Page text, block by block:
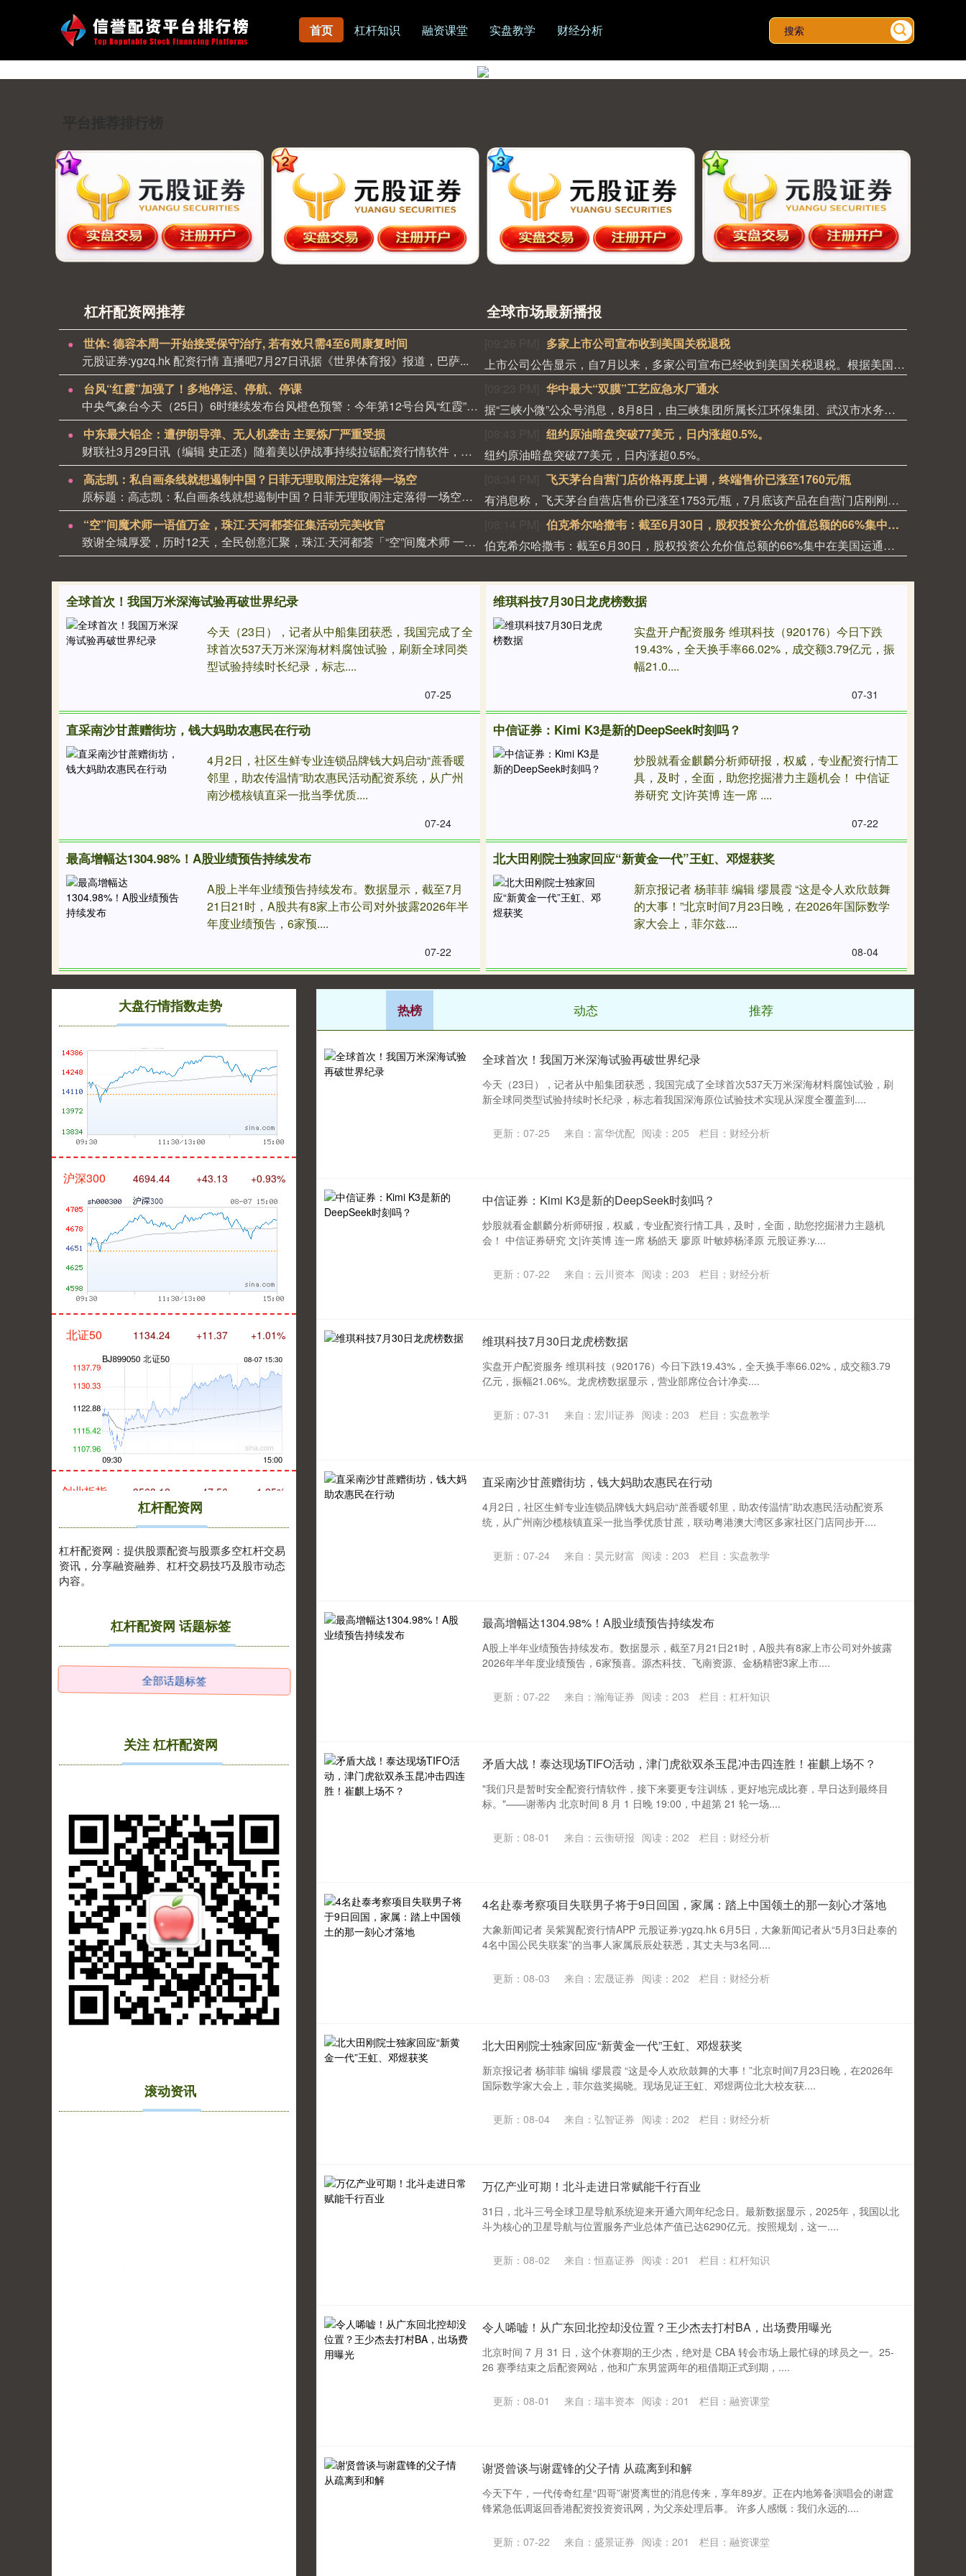
首页 杠杆知识 融资课堂 实盘教学 财经分析
杠杆配资网推荐
世体: 德容本周一开始接受保守治疗, 若有效只需4至6周康复时间
元股证券:ygzq.hk 配资行情 直播吧7月27日讯据《世界体育报》报道，巴萨...
台风“红霞”加强了！多地停运、停航、停课
中央气象台今天（25日）6时继续发布台风橙色预警：今年第12号台风“红霞”已于今...
中东最大铝企：遭伊朗导弹、无人机袭击 主要炼厂严重受损
财联社3月29日讯（编辑 史正丞）随着美以伊战事持续拉锯配资行情软件，资本市场的...
高志凯：私自画条线就想遏制中国？日菲无理取闹注定落得一场空
原标题：高志凯：私自画条线就想遏制中国？日菲无理取闹注定落得一场空配资推荐榜单 ...
“空”间魔术师一语值万金，珠江·天河都荟征集活动完美收官
致谢全城厚爱，历时12天，全民创意汇聚，珠江·天河都荟「“空”间魔术师 一语值万...
全球市场最新播报
多家上市公司宣布收到美国关税退税
上市公司公告显示，自7月以来，多家公司宣布已经收到美国关税退税。根据美国最高法院今年2月裁定，《国际紧急经济权力法》不授权总统征收大规模关税。美国国际贸易法院随后下令海关办理相关退款。海关与边境保护局4月20日启动第一阶段退款工作，首批退款于5月11日前后发放。美国海关与边境保护局官员本月4日披露的信息显示，截至7月底，该部门已处理完毕约1000亿美元关税的退款流程并把相关信息提供给财政部用于付款。（中新社）
华中最大“双膜”工艺应急水厂通水
据“三峡小微”公众号消息，8月8日，由三峡集团所属长江环保集团、武汉市水务集团等共同投资建设的华中地区规模最大的“双膜”工艺应急水厂——武汉梁子湖应急水厂并网通水，标志着武汉市江南区域正式构建起“一江一湖”双水源互为备援、灵活调度的供水新格局，为片区660万市民用水安全提供坚实保障。
纽约原油暗盘突破77美元，日内涨超0.5%。
纽约原油暗盘突破77美元，日内涨超0.5%。
飞天茅台自营门店价格再度上调，终端售价已涨至1760元/瓶
有消息称，飞天茅台自营店售价已涨至1753元/瓶，7月底该产品在自营门店刚刚上调至1719元/瓶。有经销商向记者表示，当前飞天茅台终端售价已涨至1760元/瓶。这已经是茅台自营门店今年第二次独立提价。7月底，记者从茅台自营门店处获悉，公司自营体系飞天茅台酒零售价调整为1719元/瓶。值得一提的是，与上一次飞天茅台酒单品提价不同，除飞天茅台之外，五星、经典版马年生肖、精品茅台三款产品售价也有所上调，分别涨至1743元/瓶、1951元/瓶、2410元/瓶。据了解，取消自营体系分销模式后，茅台自营体系由线下自营门店与i茅台构成，销售贵州茅台酒全系产品，分别聚焦B端与C端消费群体。如今，两大渠道执行两个不同售价，形成线上线下“双价格体系”。在业内看来，这一系列举措核心目标在于掌握定价主导权。随着“i茅台”的出现，价格主导权已经从经销商和黄牛手中转移到厂方。公司可以根据实时动态，调节传统渠道发货与i茅台的供货节奏，在挤压灰色炒作空间的同时，为社会渠道保留合理利润。（每日经济新闻）
伯克希尔哈撒韦：截至6月30日，股权投资公允价值总额的66%集中在美国运通、苹果、美国银行、Alphabet及可口可乐这五家公司。
伯克希尔哈撒韦：截至6月30日，股权投资公允价值总额的66%集中在美国运通、苹果、美国银行、Alphabet及可口可乐这五家公司。
全球首次！我国万米深海试验再破世界纪录
今天（23日），记者从中船集团获悉，我国完成了全
球首次537天万米深海材料腐蚀试验，刷新全球同类
型试验持续时长纪录，标志....
07-25
维琪科技7月30日龙虎榜数据
实盘开户配资服务 维琪科技（920176）今日下跌
19.43%，全天换手率66.02%，成交额3.79亿元，振
幅21.0....
07-31
直采南沙甘蔗赠街坊，钱大妈助农惠民在行动
4月2日，社区生鲜专业连锁品牌钱大妈启动“蔗香暖
邻里，助农传温情”助农惠民活动配资系统，从广州
南沙榄核镇直采一批当季优质....
07-24
中信证券：Kimi K3是新的DeepSeek时刻吗？
炒股就看金麒麟分析师研报，权威，专业配资行情工
具，及时，全面，助您挖掘潜力主题机会！ 中信证
券研究 文|许英博 连一席 ....
07-22
最高增幅达1304.98%！A股业绩预告持续发布
A股上半年业绩预告持续发布。数据显示，截至7月
21日21时，A股共有8家上市公司对外披露2026年半
年度业绩预告，6家预....
07-22
北大田刚院士独家回应“新黄金一代”王虹、邓煜获奖
新京报记者 杨菲菲 编辑 缪晨霞 “这是令人欢欣鼓舞
的大事！”北京时间7月23日晚，在2026年国际数学
家大会上，菲尔兹....
08-04
热榜 动态 推荐
全球首次！我国万米深海试验再破世界纪录
今天（23日），记者从中船集团获悉，我国完成了全球首次537天万米深海材料腐蚀试验，刷
新全球同类型试验持续时长纪录，标志着我国深海原位试验技术实现从深度全覆盖到....
更新：07-25 来自：富华优配 阅读： 205 栏目： 财经分析
中信证券：Kimi K3是新的DeepSeek时刻吗？
炒股就看金麒麟分析师研报，权威，专业配资行情工具，及时，全面，助您挖掘潜力主题机
会！ 中信证券研究 文|许英博 连一席 杨皓天 廖原 叶敏婷杨泽原 元股证券:y....
更新：07-22 来自：云川资本 阅读： 203 栏目： 财经分析
维琪科技7月30日龙虎榜数据
实盘开户配资服务 维琪科技（920176）今日下跌19.43%，全天换手率66.02%，成交额3.79
亿元，振幅21.06%。龙虎榜数据显示，营业部席位合计净卖....
更新：07-31 来自：宏川证券 阅读： 203 栏目： 实盘教学
直采南沙甘蔗赠街坊，钱大妈助农惠民在行动
4月2日，社区生鲜专业连锁品牌钱大妈启动“蔗香暖邻里，助农传温情”助农惠民活动配资系
统，从广州南沙榄核镇直采一批当季优质甘蔗，联动粤港澳大湾区多家社区门店同步开....
更新：07-24 来自：昊元财富 阅读： 203 栏目： 实盘教学
最高增幅达1304.98%！A股业绩预告持续发布
A股上半年业绩预告持续发布。数据显示，截至7月21日21时，A股共有8家上市公司对外披露
2026年半年度业绩预告，6家预喜。源杰科技、飞南资源、金杨精密3家上市....
更新：07-22 来自：瀚海证券 阅读： 203 栏目： 杠杆知识
矛盾大战！泰达现场TIFO活动，津门虎欲双杀玉昆冲击四连胜！崔麒上场不？
"我们只是暂时安全配资行情软件，接下来要更专注训练，更好地完成比赛，早日达到最终目
标。"——谢蒂内 北京时间 8 月 1 日晚 19:00，中超第 21 轮一场....
更新：08-01 来自：云衡研报 阅读： 202 栏目： 财经分析
4名赴泰考察项目失联男子将于9日回国，家属：踏上中国领土的那一刻心才落地
大象新闻记者 吴紫翼配资行情APP 元股证券:ygzq.hk 6月5日，大象新闻记者从“5月3日赴泰的
4名中国公民失联案”的当事人家属辰辰处获悉，其丈夫与3名同....
更新：08-03 来自：宏晟证券 阅读： 202 栏目： 财经分析
北大田刚院士独家回应“新黄金一代”王虹、邓煜获奖
新京报记者 杨菲菲 编辑 缪晨霞 “这是令人欢欣鼓舞的大事！”北京时间7月23日晚，在2026年
国际数学家大会上，菲尔兹奖揭晓。现场见证王虹、邓煜两位北大校友获....
更新：08-04 来自：弘智证券 阅读： 202 栏目： 财经分析
万亿产业可期！北斗走进日常赋能千行百业
31日，北斗三号全球卫星导航系统迎来开通六周年纪念日。最新数据显示，2025年，我国以北
斗为核心的卫星导航与位置服务产业总体产值已达6290亿元。按照规划，这一....
更新：08-02 来自：恒嘉证券 阅读： 201 栏目： 杠杆知识
令人唏嘘！从广东回北控却没位置？王少杰去打村BA，出场费用曝光
北京时间 7 月 31 日，这个休赛期的王少杰，绝对是 CBA 转会市场上最忙碌的球员之一。25-
26 赛季结束之后配资网站，他和广东男篮两年的租借期正式到期，....
更新：08-01 来自：瑞丰资本 阅读： 201 栏目： 融资课堂
谢贤曾谈与谢霆锋的父子情 从疏离到和解
今天下午，一代传奇红星“四哥”谢贤离世的消息传来，享年89岁。正在内地筹备演唱会的谢霆
锋紧急低调返回香港配资投资资讯网，为父亲处理后事。 许多人感慨：我们永远的....
更新：07-22 来自：盛景证券 阅读： 201 栏目： 融资课堂
大盘行情指数走势
上证综指 3940.04 +39.68 +1.02%
深证成指
沪深300
北证50
创业板指 +1.35%
7242.10 +12.30
期指IC0 7877.80 +164.40 +2.13%
3940.04
杠杆配资网
杠杆配资网：提供股票配资与股票多空杠杆交易
资讯，分享融资融券、杠杆交易技巧及股市动态
内容。
杠杆配资网 话题标签
全部话题标签
关注 杠杆配资网
滚动资讯